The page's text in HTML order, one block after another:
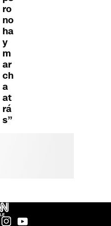
ro
no
ha
y
m
ar
ch
a
at
rá
s”